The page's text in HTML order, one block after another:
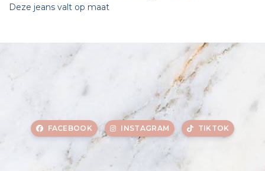
Deze jeans valt op maat
FACEBOOK INSTAGRAM TIKTOK